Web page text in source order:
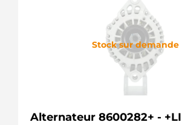
Stock sur demande
Alternateur 8600282+ -